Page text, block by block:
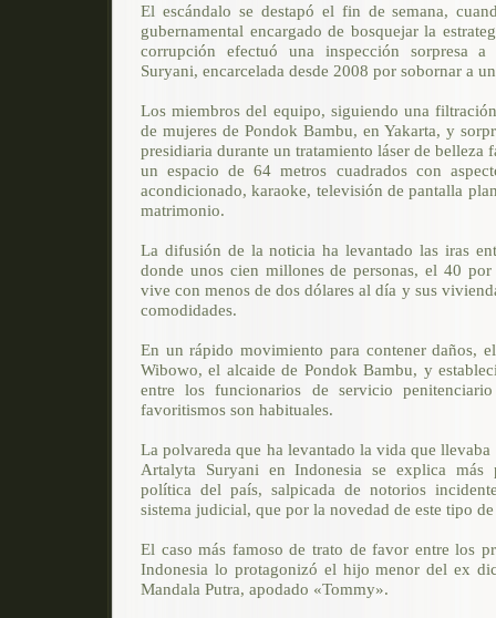
El escándalo se destapó el fin de semana,
gubernamental encargado de bosquejar la
corrupción efectuó una inspección sorpresa a
Suryani, encarcelada desde 2008 por sobornar a
Los miembros del equipo, siguiendo una
de mujeres de Pondok Bambu, en Yakarta, y
presidiaria durante un tratamiento láser de belleza
un espacio de 64 metros cuadrados con
acondicionado, karaoke, televisión de pantalla
matrimonio.
La difusión de la noticia ha levantado las iras
donde unos cien millones de personas, el 40
vive con menos de dos dólares al día y sus
comodidades.
En un rápido movimiento para contener daños,
Wibowo, el alcaide de Pondok Bambu, y
entre los funcionarios de servicio
favoritismos son habituales.
La polvareda que ha levantado la vida que
Artalyta Suryani en Indonesia se explica más
política del país, salpicada de notorios
sistema judicial, que por la novedad de este tipo
El caso más famoso de trato de favor entre los
Indonesia lo protagonizó el hijo menor del ex
Mandala Putra, apodado «Tommy».